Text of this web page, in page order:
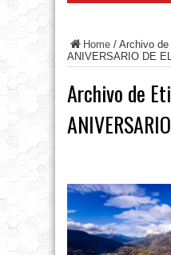
Home / Archivo
ANIVERSARIO DE
Archivo de